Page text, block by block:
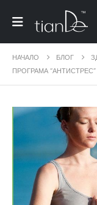
НАЧАЛО БЛОГ
ПРОГРАМА